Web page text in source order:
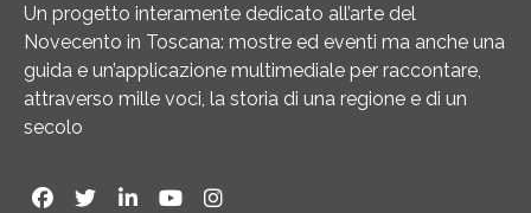
Un progetto interamente dedicato all’arte del
Novecento in Toscana: mostre ed eventi ma anche una
guida e un’applicazione multimediale per raccontare,
attraverso mille voci, la storia di una regione e di un
secolo